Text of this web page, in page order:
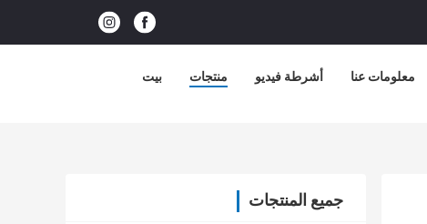
بيت منتجات أشرطة فيديو معلومات عنا
جميع المنتجات